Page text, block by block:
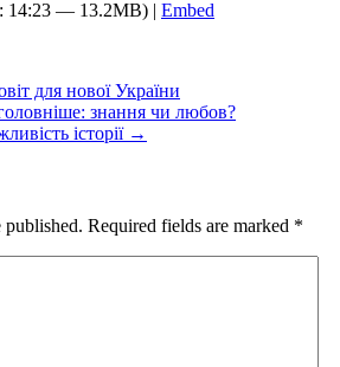
14:23 — 13.2MB) | Embed
для нової України
знання чи любов?
історії →
published. Required fields are marked *